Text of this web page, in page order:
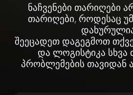
ნაჩვენები თარიღები
თარიღები, როდესაც
შეეცადეთ დაგეგმოთ
და ლოგისტიკა სხვა
პრობლემების თავიდან